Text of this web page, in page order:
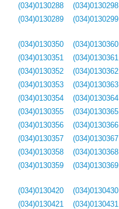
(034)0130288
(034)0130289
(034)0130298
(034)0130299
(034)0130350
(034)0130351
(034)0130352
(034)0130353
(034)0130354
(034)0130355
(034)0130356
(034)0130357
(034)0130358
(034)0130359
(034)0130360
(034)0130361
(034)0130362
(034)0130363
(034)0130364
(034)0130365
(034)0130366
(034)0130367
(034)0130368
(034)0130369
(034)0130420
(034)0130421
(034)0130430
(034)0130431